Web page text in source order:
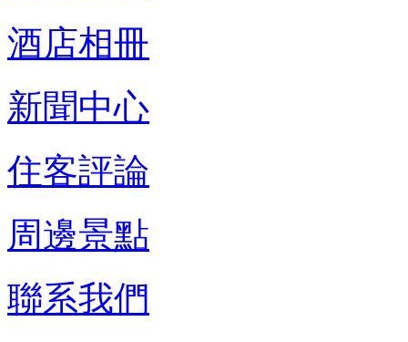
酒店相冊
新聞中心
住客評論
周邊景點
聯系我們